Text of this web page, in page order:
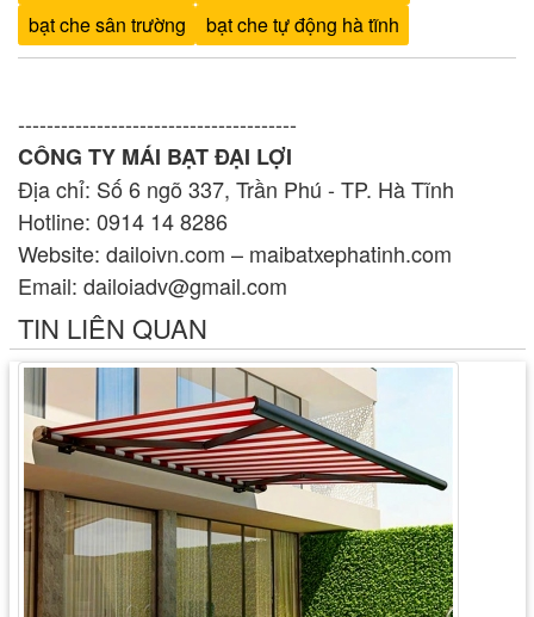
bạt che sân trường
bạt che tự động hà tĩnh
---------------------------------------
CÔNG TY MÁI BẠT ĐẠI LỢI
Địa chỉ: Số 6 ngõ 337, Trần Phú - TP. Hà Tĩnh
Hotline: 0914 14 8286
Website: dailoivn.com – maibatxephatinh.com
Email: dailoiadv@gmail.com
TIN LIÊN QUAN